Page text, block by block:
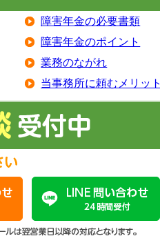
障害年金の必要書類
障害年金のポイント
業務のながれ
当事務所に頼むメリット